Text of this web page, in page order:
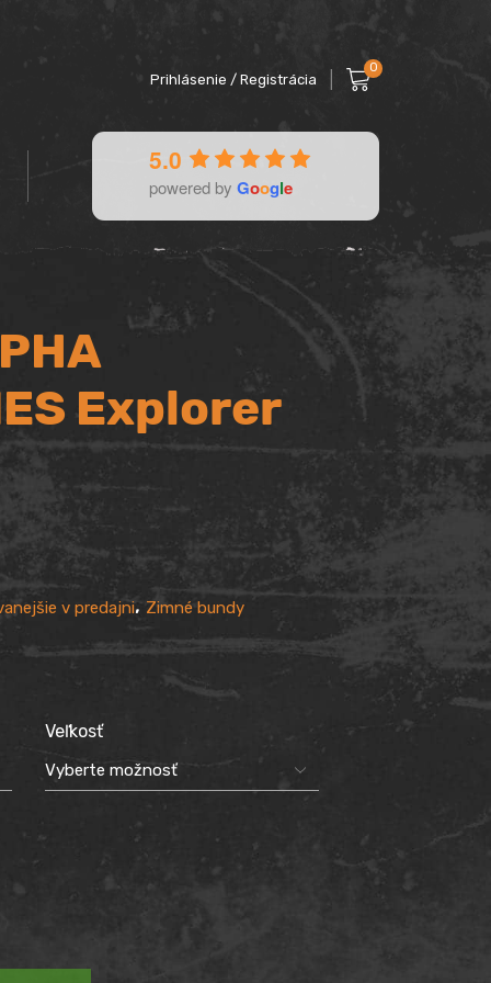
Prihlásenie / Registrácia
0
5.0
powered by Google
Explorer
v predajni, Zimné bundy
Veľkosť